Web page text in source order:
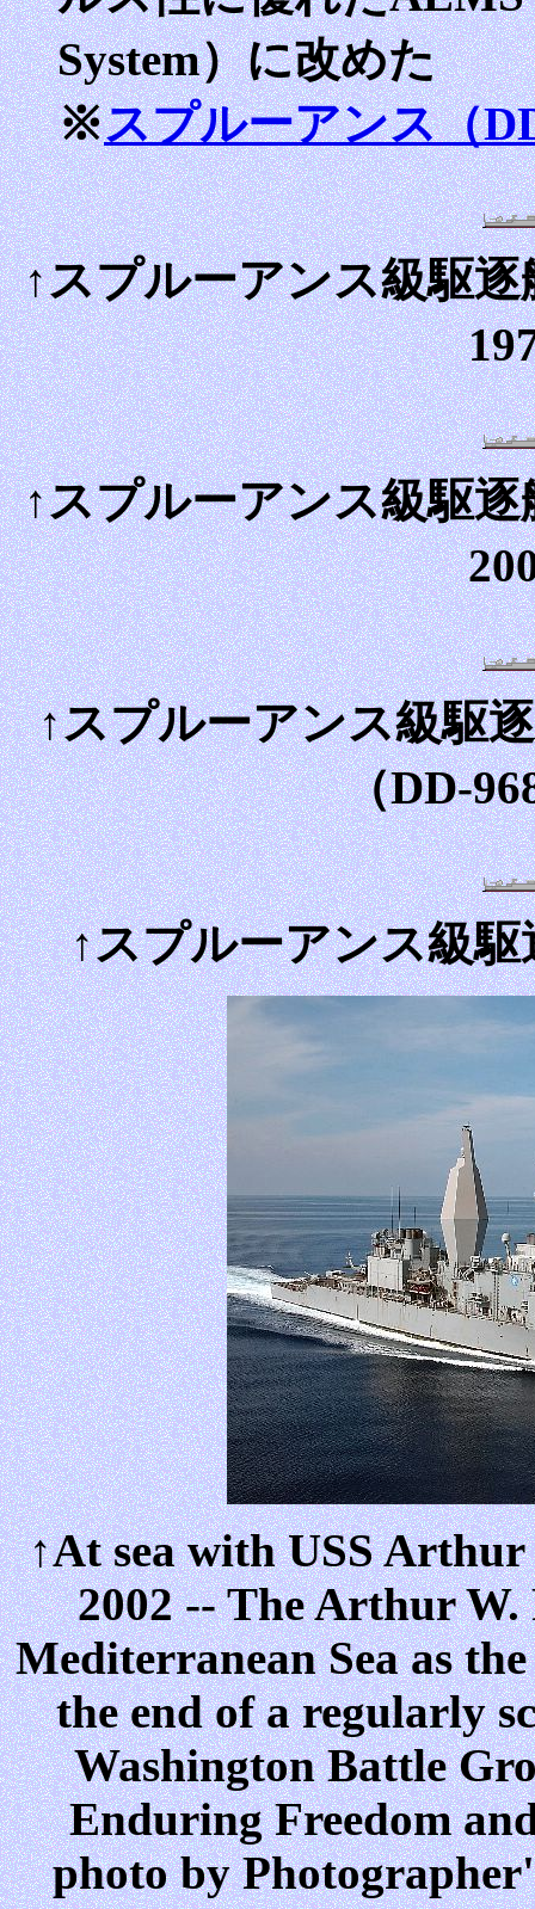
System）に改めた
※スプルーアンス（
↑スプルーアンス級駆
↑スプルーアンス級駆
↑スプルーアンス級駆
（DD-
↑スプルーアンス級
↑At sea with USS
2002 -- The Arthur
Mediterranean Sea as
the end of a regularly
Washington Battle
Enduring Freedom
photo by